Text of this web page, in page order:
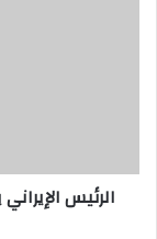
الرئيس